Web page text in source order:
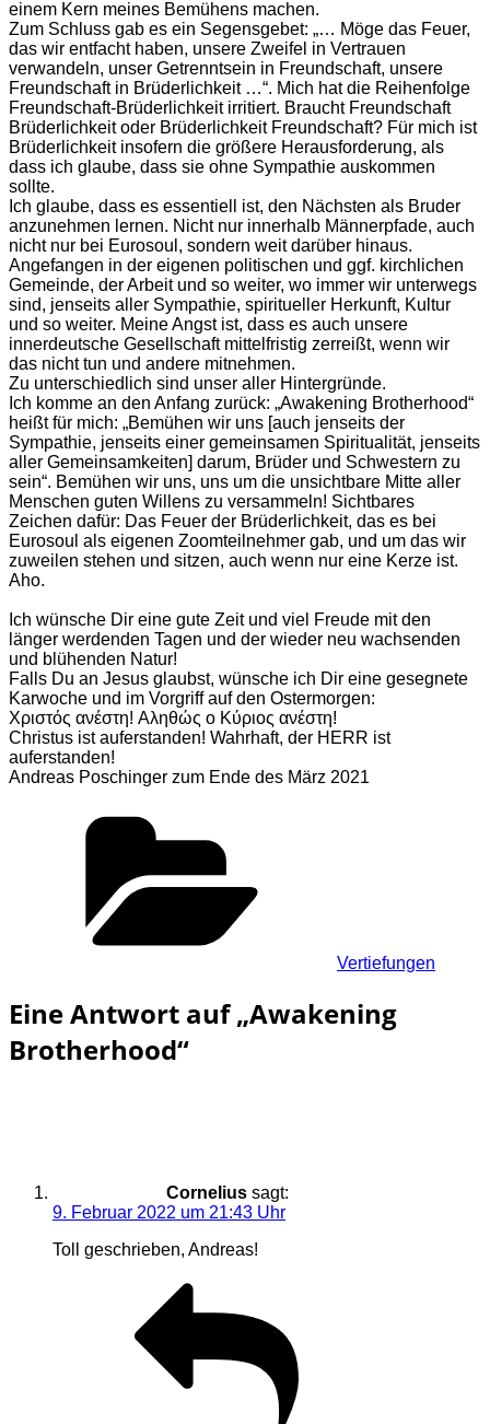
einem Kern meines Bemühens machen.
Zum Schluss gab es ein Segensgebet: „… Möge das Feuer,
das wir entfacht haben, unsere Zweifel in Vertrauen
verwandeln, unser Getrenntsein in Freundschaft, unsere
Freundschaft in Brüderlichkeit …“. Mich hat die Reihenfolge
Freundschaft-Brüderlichkeit irritiert. Braucht Freundschaft
Brüderlichkeit oder Brüderlichkeit Freundschaft? Für mich ist
Brüderlichkeit insofern die größere Herausforderung, als
dass ich glaube, dass sie ohne Sympathie auskommen
sollte.
Ich glaube, dass es essentiell ist, den Nächsten als Bruder
anzunehmen lernen. Nicht nur innerhalb Männerpfade, auch
nicht nur bei Eurosoul, sondern weit darüber hinaus.
Angefangen in der eigenen politischen und ggf. kirchlichen
Gemeinde, der Arbeit und so weiter, wo immer wir unterwegs
sind, jenseits aller Sympathie, spiritueller Herkunft, Kultur
und so weiter. Meine Angst ist, dass es auch unsere
innerdeutsche Gesellschaft mittelfristig zerreißt, wenn wir
das nicht tun und andere mitnehmen.
Zu unterschiedlich sind unser aller Hintergründe.
Ich komme an den Anfang zurück: „Awakening Brotherhood“
heißt für mich: „Bemühen wir uns [auch jenseits der
Sympathie, jenseits einer gemeinsamen Spiritualität, jenseits
aller Gemeinsamkeiten] darum, Brüder und Schwestern zu
sein“. Bemühen wir uns, uns um die unsichtbare Mitte aller
Menschen guten Willens zu versammeln! Sichtbares
Zeichen dafür: Das Feuer der Brüderlichkeit, das es bei
Eurosoul als eigenen Zoomteilnehmer gab, und um das wir
zuweilen stehen und sitzen, auch wenn nur eine Kerze ist.
Aho.
Ich wünsche Dir eine gute Zeit und viel Freude mit den
länger werdenden Tagen und der wieder neu wachsenden
und blühenden Natur!
Falls Du an Jesus glaubst, wünsche ich Dir eine gesegnete
Karwoche und im Vorgriff auf den Ostermorgen:
Χριστός ανέστη! Aληθώς ο Κύριος ανέστη!
Christus ist auferstanden! Wahrhaft, der HERR ist
auferstanden!
Andreas Poschinger zum Ende des März 2021
Vertiefungen
Eine Antwort auf „Awakening
Brotherhood“
Cornelius sagt:
9. Februar 2022 um 21:43 Uhr
Toll geschrieben, Andreas!